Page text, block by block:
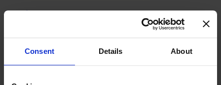
Consent Details About
サービス
ホスピタリティ、旅行・レジャー
不動産